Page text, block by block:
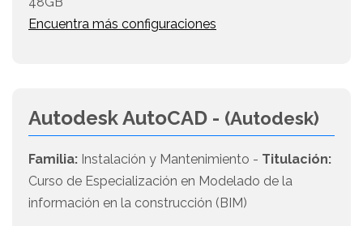
Encuentra más configuraciones
Autodesk AutoCAD - (Autodesk)
Familia: Instalación y Mantenimiento - Titulación:
Curso de Especialización en Modelado de la
información en la construcción (BIM)